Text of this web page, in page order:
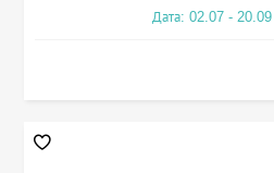
Дата: 02.07 - 20.09